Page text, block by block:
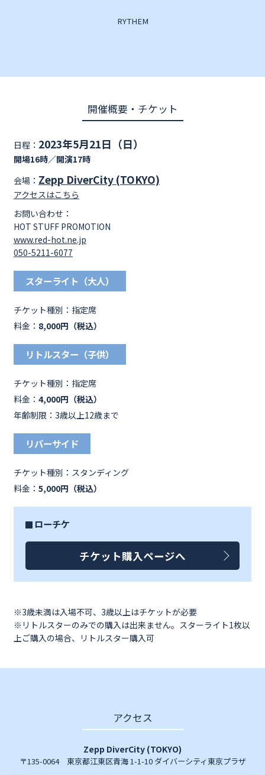
RYTHEM
開催概要・チケット
日程： 2023年5月21日（日）
開場16時／開演17時
会場： Zepp DiverCity (TOKYO)
アクセスはこちら
お問い合わせ：
HOT STUFF PROMOTION
www.red-hot.ne.jp
050-5211-6077
スターライト（大人）
チケット種別： 指定席
料金： 8,000円（税込）
リトルスター（子供）
チケット種別： 指定席
料金： 4,000円（税込）
年齢制限：3歳以上12歳まで
リバーサイド
チケット種別： スタンディング
料金： 5,000円（税込）
ローチケ
チケット購入ページへ
※3歳未満は入場不可、3歳以上はチケットが必要
※リトルスターのみでの購入は出来ません。スターライト1枚以
上ご購入の場合、リトルスター購入可
アクセス
Zepp DiverCity (TOKYO)
〒135-0064 東京都江東区青海 1-1-10 ダイバーシティ東京プラザ